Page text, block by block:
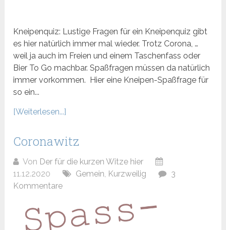
Kneipenquiz: Lustige Fragen für ein Kneipenquiz gibt
es hier natürlich immer mal wieder. Trotz Corona, …
weil ja auch im Freien und einem Taschenfass oder
Bier To Go machbar. Spaßfragen müssen da natürlich
immer vorkommen. Hier eine Kneipen-Spaßfrage für
so ein...
[Weiterlesen...]
Coronawitz
Von Der für die kurzen Witze hier
11.12.2020
Gemein, Kurzweilig
3
Kommentare